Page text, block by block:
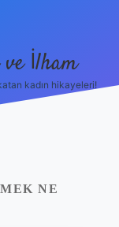
ve İlham
kadın hikayeleri!
NE